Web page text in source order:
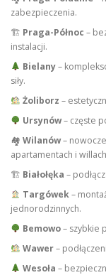
zabezpieczenia.
🏗 Praga-Północ –
instalacji.
Bielany–
siły.
Żoliborz –
Ursynów– częste
🏘 Wilanów–
apartamentach i
🏗 Białołęka –
Targówek–
jednorodzinnych.
Bemowo– szybkie
Wawer–
Wesoła –